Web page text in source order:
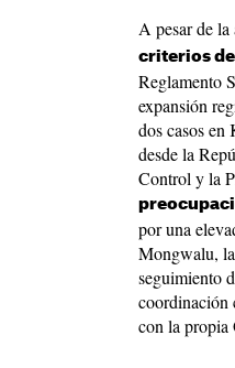
A pesar de
criterios
Reglamento
expansión
dos casos en
desde la
Control y la
por una
Mongwalu, la
seguimiento
coordinación
con la propia